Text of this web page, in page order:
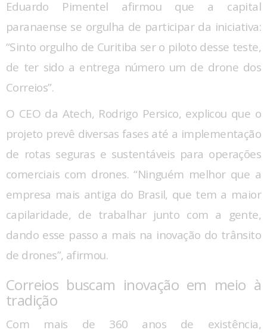
Eduardo Pimentel afirmou que a capital
paranaense se orgulha de participar da iniciativa:
“Sinto orgulho de Curitiba ser o piloto desse teste,
de ter sido a entrega número um de drone dos
Correios”.
O CEO da Atech, Rodrigo Persico, explicou que o
projeto prevê diversas fases até a implementação
de rotas seguras e sustentáveis para operações
comerciais com drones. “Ninguém melhor que a
empresa mais antiga do Brasil, que tem a maior
capilaridade, de trabalhar junto com a gente,
dando esse passo a mais na inovação do trânsito
de drones”, afirmou.
Correios buscam inovação em meio à
tradição
Com mais de 360 anos de existência,